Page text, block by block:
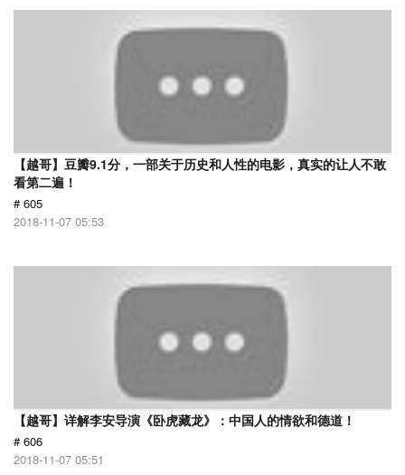
【越哥】豆瓣9.1分，一部关于历史和人性的电影，真实的让人不敢
看第二遍！
# 605
2018-11-07 05:53
【越哥】详解李安导演《卧虎藏龙》：中国人的情欲和德道！
# 606
2018-11-07 05:51